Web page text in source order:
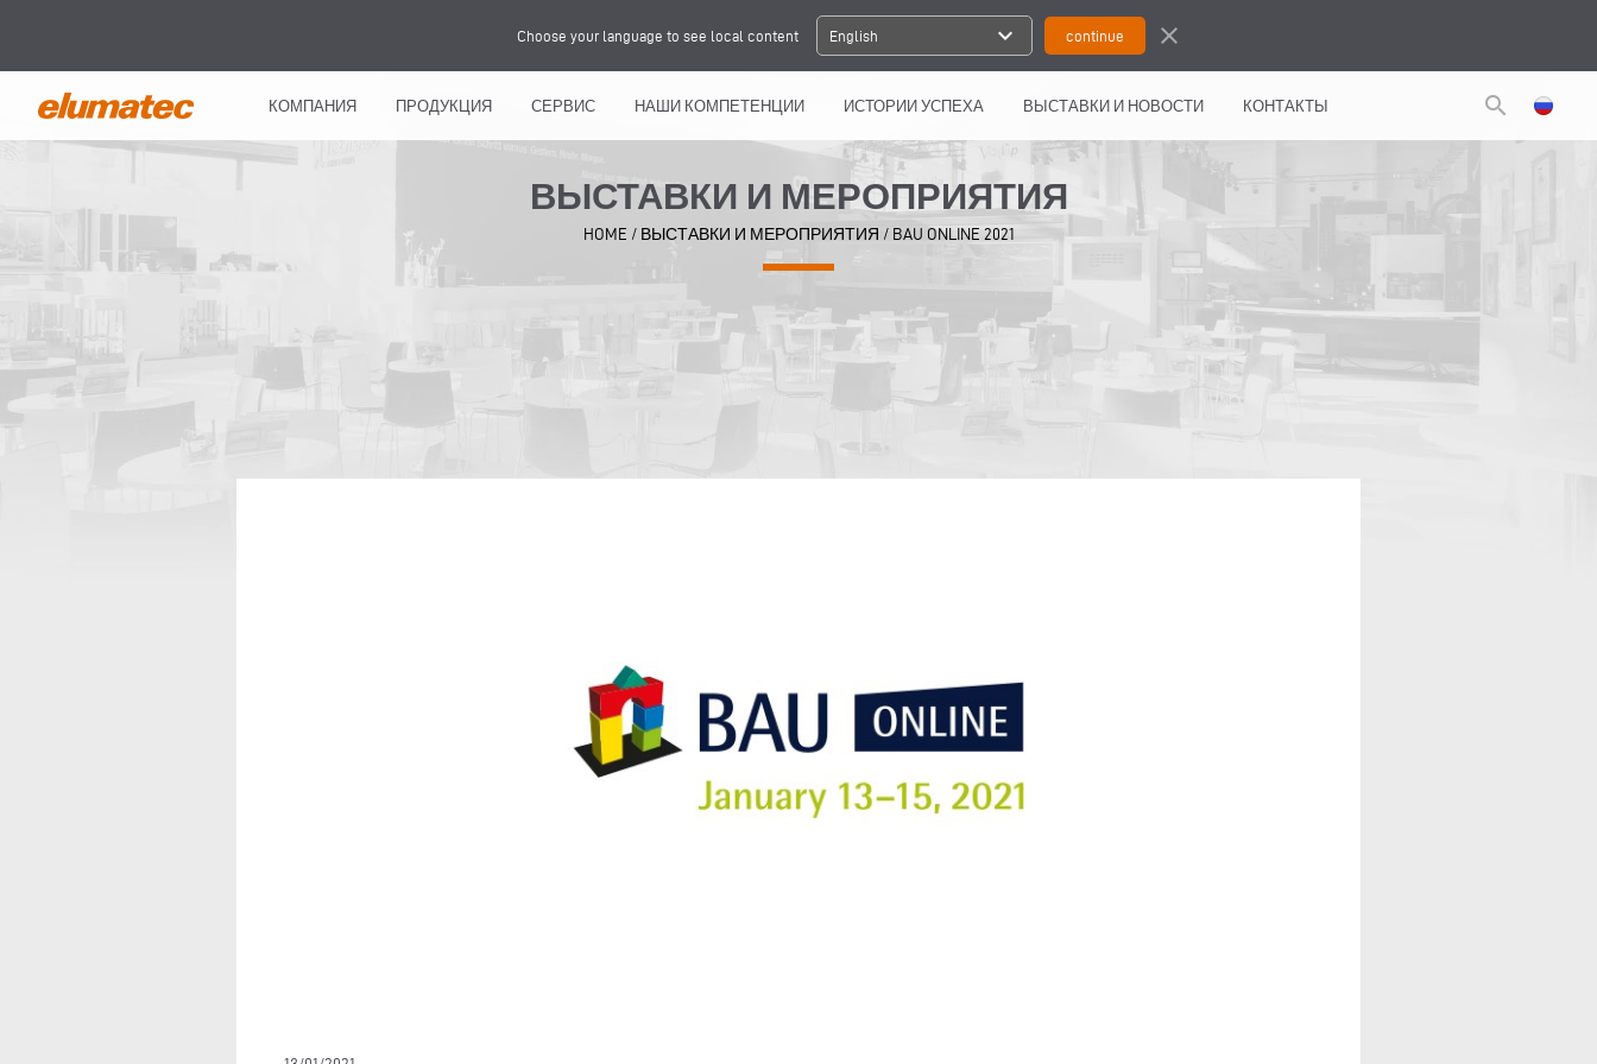
Choose your language to see local content English expand_more close
КОМПАНИЯ ПРОДУКЦИЯ СЕРВИС НАШИ КОМПЕТЕНЦИИ ИСТОРИИ УСПЕХА ВЫСТАВКИ И НОВОСТИ КОНТАКТЫ search
ВЫСТАВКИ И МЕРОПРИЯТИЯ
HOME / ВЫСТАВКИ И МЕРОПРИЯТИЯ / BAU ONLINE 2021